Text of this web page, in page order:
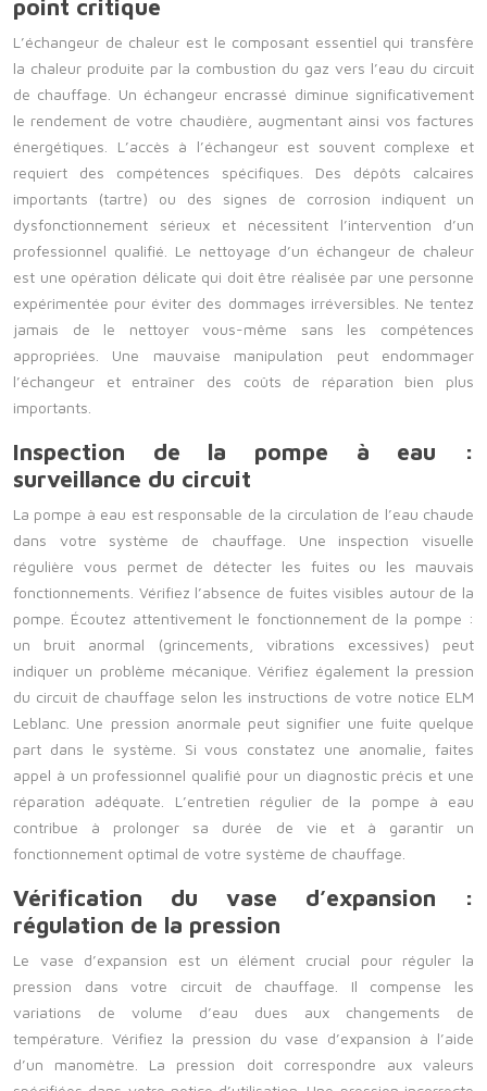
point critique
L’échangeur de chaleur est le composant essentiel qui transfère
la chaleur produite par la combustion du gaz vers l’eau du circuit
de chauffage. Un échangeur encrassé diminue significativement
le rendement de votre chaudière, augmentant ainsi vos factures
énergétiques. L’accès à l’échangeur est souvent complexe et
requiert des compétences spécifiques. Des dépôts calcaires
importants (tartre) ou des signes de corrosion indiquent un
dysfonctionnement sérieux et nécessitent l’intervention d’un
professionnel qualifié. Le nettoyage d’un échangeur de chaleur
est une opération délicate qui doit être réalisée par une personne
expérimentée pour éviter des dommages irréversibles. Ne tentez
jamais de le nettoyer vous-même sans les compétences
appropriées. Une mauvaise manipulation peut endommager
l’échangeur et entraîner des coûts de réparation bien plus
importants.
Inspection de la pompe à eau :
surveillance du circuit
La pompe à eau est responsable de la circulation de l’eau chaude
dans votre système de chauffage. Une inspection visuelle
régulière vous permet de détecter les fuites ou les mauvais
fonctionnements. Vérifiez l’absence de fuites visibles autour de la
pompe. Écoutez attentivement le fonctionnement de la pompe :
un bruit anormal (grincements, vibrations excessives) peut
indiquer un problème mécanique. Vérifiez également la pression
du circuit de chauffage selon les instructions de votre notice ELM
Leblanc. Une pression anormale peut signifier une fuite quelque
part dans le système. Si vous constatez une anomalie, faites
appel à un professionnel qualifié pour un diagnostic précis et une
réparation adéquate. L’entretien régulier de la pompe à eau
contribue à prolonger sa durée de vie et à garantir un
fonctionnement optimal de votre système de chauffage.
Vérification du vase d’expansion :
régulation de la pression
Le vase d’expansion est un élément crucial pour réguler la
pression dans votre circuit de chauffage. Il compense les
variations de volume d’eau dues aux changements de
température. Vérifiez la pression du vase d’expansion à l’aide
d’un manomètre. La pression doit correspondre aux valeurs